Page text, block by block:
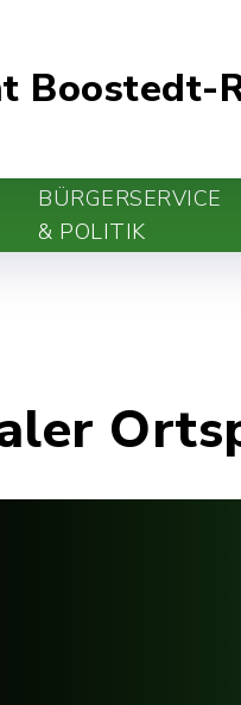
Boostedt-
BÜRGERSERVICE
& POLITIK